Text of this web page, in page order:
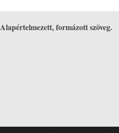
Alapértelmezett, formázott szöveg.